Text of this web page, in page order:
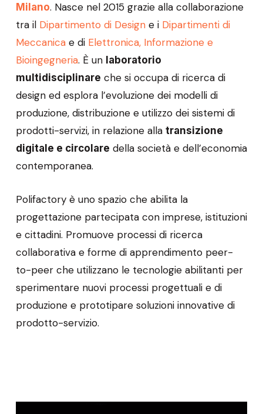
Milano. Nasce nel 2015 grazie alla collaborazione
tra il Dipartimento di Designe i Dipartimenti di
Meccanicae di Elettronica, Informazione e
Bioingegneria. È un laboratorio
multidisciplinare che si occupa di ricerca di
design ed esplora l’evoluzione dei modelli di
produzione, distribuzione e utilizzo dei sistemi di
prodotti-servizi, in relazione alla transizione
digitale e circolare della società e dell’economia
contemporanea.
Polifactory è uno spazio che abilita la
progettazione partecipata con imprese, istituzioni
e cittadini. Promuove processi di ricerca
collaborativa e forme di apprendimento peer-
to-peer che utilizzano le tecnologie abilitanti per
sperimentare nuovi processi progettuali e di
produzione e prototipare soluzioni innovative di
prodotto-servizio.